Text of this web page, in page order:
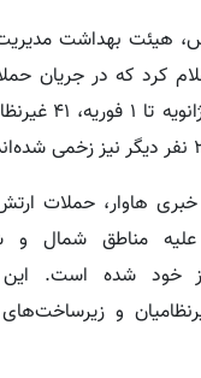
هیئت بهداشت
کرد که در جریان
این منطقه از
هاوار، حملات
مناطق شمال و
خود شده است.
و